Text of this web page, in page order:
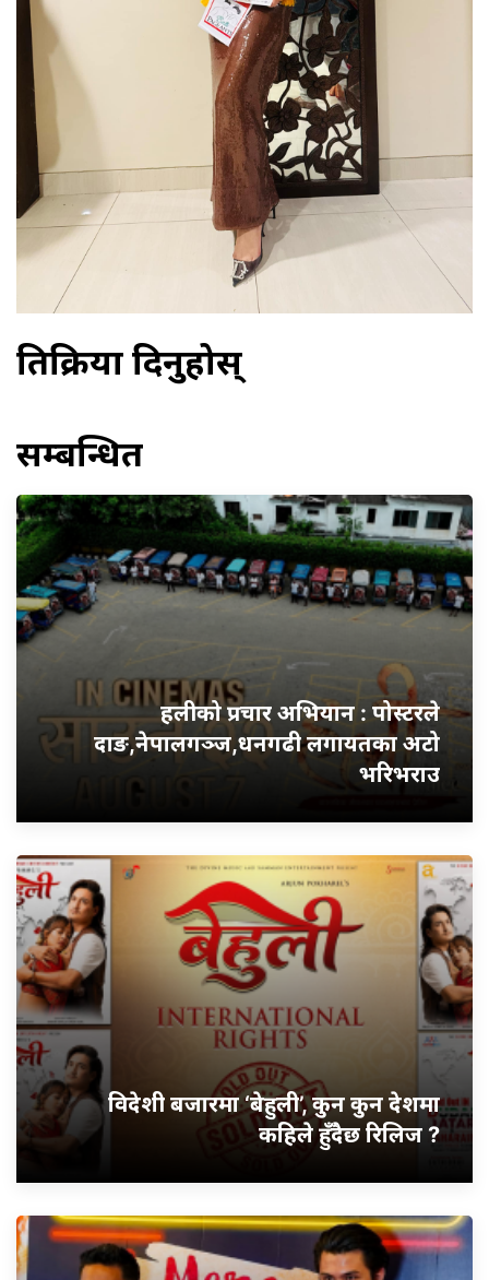
प्रतिक्रिया दिनुहोस्
सम्बन्धित
हलीको प्रचार अभियान : पोस्टरले
दाङ,नेपालगञ्ज,धनगढी लगायतका अटो
भरिभराउ
विदेशी बजारमा ‘बेहुली’, कुन कुन देशमा
कहिले हुँदैछ रिलिज ?